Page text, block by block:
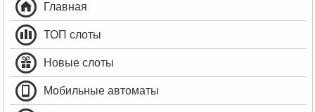
Главная
ТОП слоты
Новые слоты
Мобильные автоматы